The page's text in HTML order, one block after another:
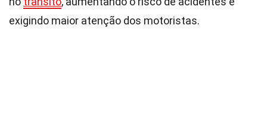
exigindo maior atenção dos motoristas.